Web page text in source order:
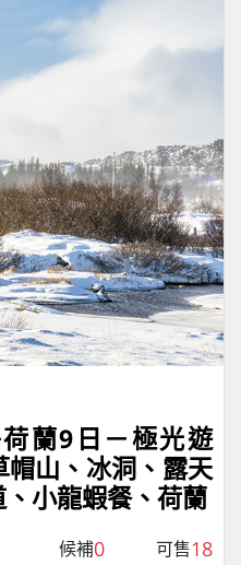
蘭9日－極光遊
山、冰洞、露天
小龍蝦餐、荷蘭
候補0 可售18